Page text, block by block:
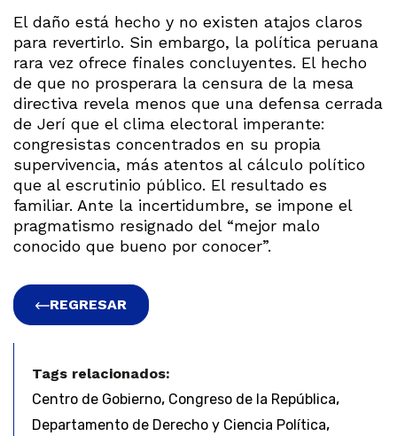
El daño está hecho y no existen atajos claros
para revertirlo. Sin embargo, la política peruana
rara vez ofrece finales concluyentes. El hecho
de que no prosperara la censura de la mesa
directiva revela menos que una defensa cerrada
de Jerí que el clima electoral imperante:
congresistas concentrados en su propia
supervivencia, más atentos al cálculo político
que al escrutinio público. El resultado es
familiar. Ante la incertidumbre, se impone el
pragmatismo resignado del “mejor malo
conocido que bueno por conocer”.
REGRESAR
Tags relacionados:
Centro de Gobierno, Congreso de la República,
Departamento de Derecho y Ciencia Política,